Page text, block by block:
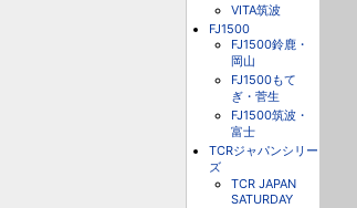
VITA筑波
FJ1500
FJ1500鈴鹿・
岡山
FJ1500もて
ぎ・菅生
FJ1500筑波・
富士
TCRジャパンシリー
ズ
TCR JAPAN
SATURDAY